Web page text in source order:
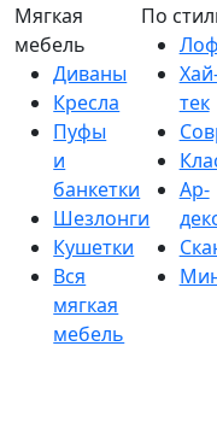
Диваны
Кресла
Пуфы
и
банкетки
Шезлонги
Кушетки